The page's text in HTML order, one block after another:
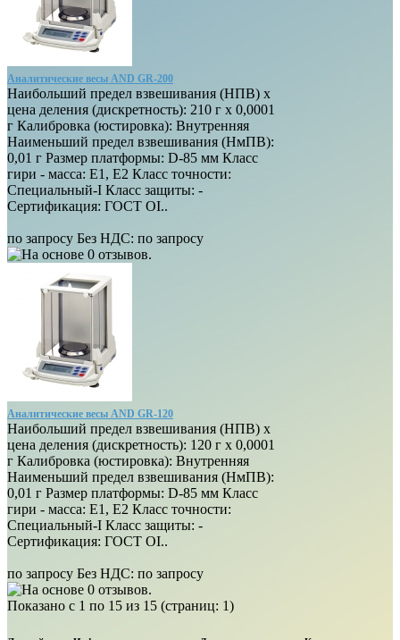
Аналитические весы AND GR-200
Наибольший предел взвешивания (НПВ) х
цена деления (дискретность): 210 г х 0,0001
г Калибровка (юстировка): Внутренняя
Наименьший предел взвешивания (НмПВ):
0,01 г Размер платформы: D-85 мм Класс
гири - масса: E1, E2 Класс точности:
Специальный-I Класс защиты: -
Сертификация: ГОСТ OI..
по запросу Без НДС: по запросу
Аналитические весы AND GR-120
Наибольший предел взвешивания (НПВ) х
цена деления (дискретность): 120 г х 0,0001
г Калибровка (юстировка): Внутренняя
Наименьший предел взвешивания (НмПВ):
0,01 г Размер платформы: D-85 мм Класс
гири - масса: E1, E2 Класс точности:
Специальный-I Класс защиты: -
Сертификация: ГОСТ OI..
по запросу Без НДС: по запросу
Показано с 1 по 15 из 15 (страниц: 1)